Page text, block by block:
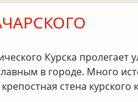
Курска
в городе. Много
стена курского